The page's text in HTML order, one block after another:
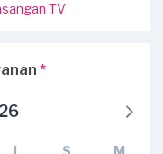
TV
*
J S
M